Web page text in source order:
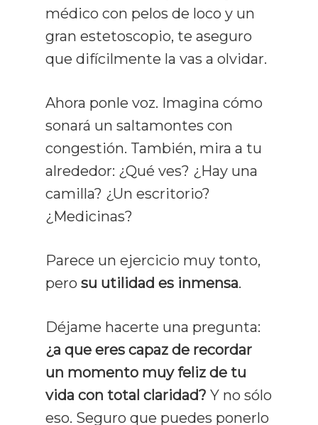
médico con pelos de loco y un
gran estetoscopio, te aseguro
que difícilmente la vas a olvidar.
Ahora ponle voz. Imagina cómo
sonará un saltamontes con
congestión. También, mira a tu
alrededor: ¿Qué ves? ¿Hay una
camilla? ¿Un escritorio?
¿Medicinas?
Parece un ejercicio muy tonto,
pero su utilidad es inmensa.
Déjame hacerte una pregunta:
¿a que eres capaz de recordar
un momento muy feliz de tu
vida con total claridad? Y no sólo
eso. Seguro que puedes ponerlo